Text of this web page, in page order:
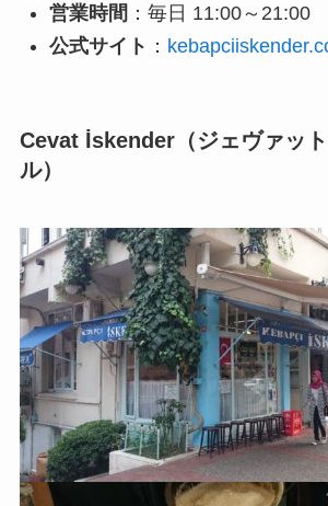
営業時間 ：毎日 11:00～21:00
公式サイト ：
Cevat İskender（ジェヴァッ
ル）